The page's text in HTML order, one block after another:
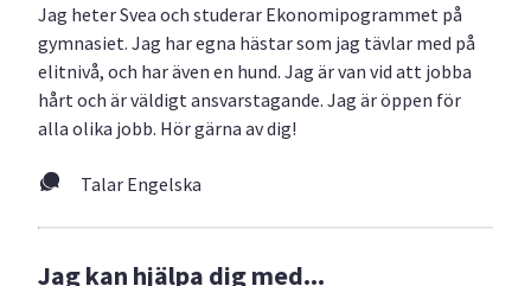
Jag heter Svea och studerar Ekonomipogrammet på
gymnasiet. Jag har egna hästar som jag tävlar med på
elitnivå, och har även en hund. Jag är van vid att jobba
hårt och är väldigt ansvarstagande. Jag är öppen för
alla olika jobb. Hör gärna av dig!
Talar Engelska
Jag kan hjälpa dig med...